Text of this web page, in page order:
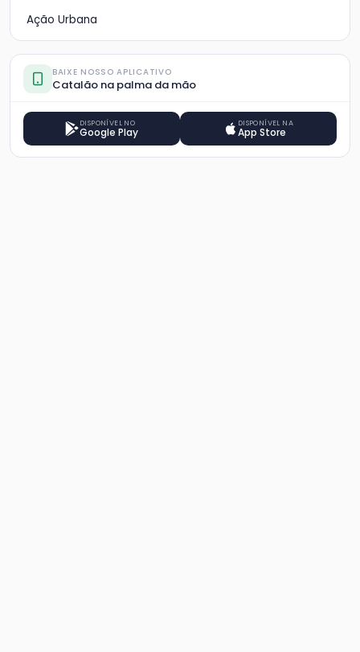
Ação Urbana
BAIXE NOSSO APLICATIVO
Catalão na palma da mão
DISPONÍVEL NO
Google Play
DISPONÍVEL NA
App Store